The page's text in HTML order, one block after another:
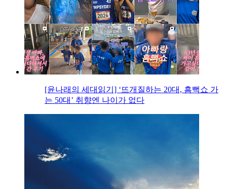
[윤나래의 세대읽기] ‘뜨개질하는 20대, 흠뻑쇼 가
는 50대’ 취향엔 나이가 없다